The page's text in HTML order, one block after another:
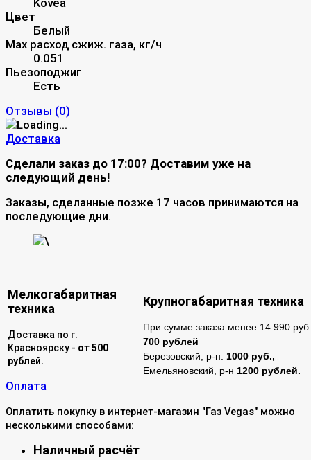
Цвет
Белый
Max расход сжиж. газа, кг/ч
0.051
Пьезоподжиг
Есть
Отзывы (0)
Доставка
Сделали заказ до 17:00? Доставим уже на
следующий день!
Заказы, сделанные позже 17 часов принимаются на
последующие дни.
\
Мелкогабаритная
техника
Крупногабаритная техника
Доставка по г.
Красноярску - от 500
рублей.
При сумме заказа менее 14 990 руб
700 рублей
Березовский, р-н: 1000 руб.,
Емельяновский, р-н 1200 рублей.
Оплата
Оплатить покупку в интернет-магазин "Газ Vegas" можно
несколькими способами:
Наличный расчёт